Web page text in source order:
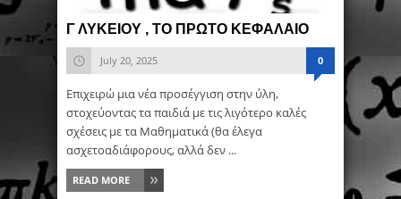
Γ ΛΥΚΕΙΟΥ , ΤΟ ΠΡΩΤΟ ΚΕΦΑΛΑΙΟ
July 20, 2025 0
Επιχειρώ μια νέα προσέγγιση στην ύλη,
στοχεύοντας τα παιδιά με τις λιγότερο καλές
σχέσεις με τα Μαθηματικά (θα έλεγα
ασχετοαδιάφορους, αλλά δεν ...
READ MORE